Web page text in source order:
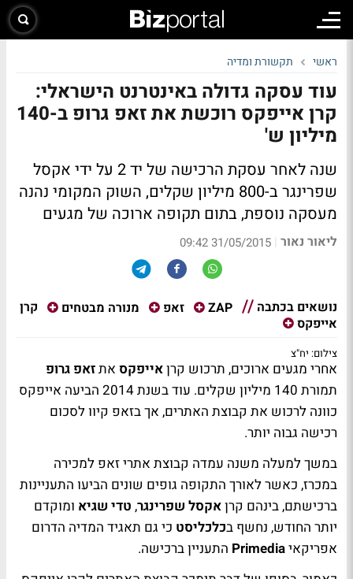
ראשי תקשורת ומדיה
עוד עסקה גדולה באינטרנט הישראלי:
קרן אייפקס רוכשת את זאפ גרופ ב-140
מיליון ש'
שנה לאחר עסקת הרכישה של יד 2 על ידי אקסל
שפרינגר ב-800 מיליון שקלים, השוק המקומי נהנה
מעסקה נוספת, בתום תקופה ארוכה של מגעים
ליאור נאור |
31/05/2015 09:42
נושאים בכתבה ZAP זאפ מנורה מבטחים
קרן
אייפקס
צילום: יח"צ
אחרי מגעים ארוכים, תרכוש קרןאייפקס אתזאפ גרופ
תמורת 140 מיליון שקלים. עוד בשנת 2014 הביעה אייפקס
כוונה לרכוש את קבוצת האתרים, אך בזאפ קיוו לסכום
רכישה גבוה יותר.
במשך למעלה משנה עמדה קבוצת אתרי זאפ למכירה
במכרז, כאשר לאורך התקופה גופים שונים הביעו התעניינות
ברכישתם, בינהם קרןאקסל שפרינגר, טדי שגיא ומוקדם
יותר החודש, נחשף בכלכליסט כי גם תאגיד המדיה הדרום
אפריקאיPrimedia התעניין ברכישה.